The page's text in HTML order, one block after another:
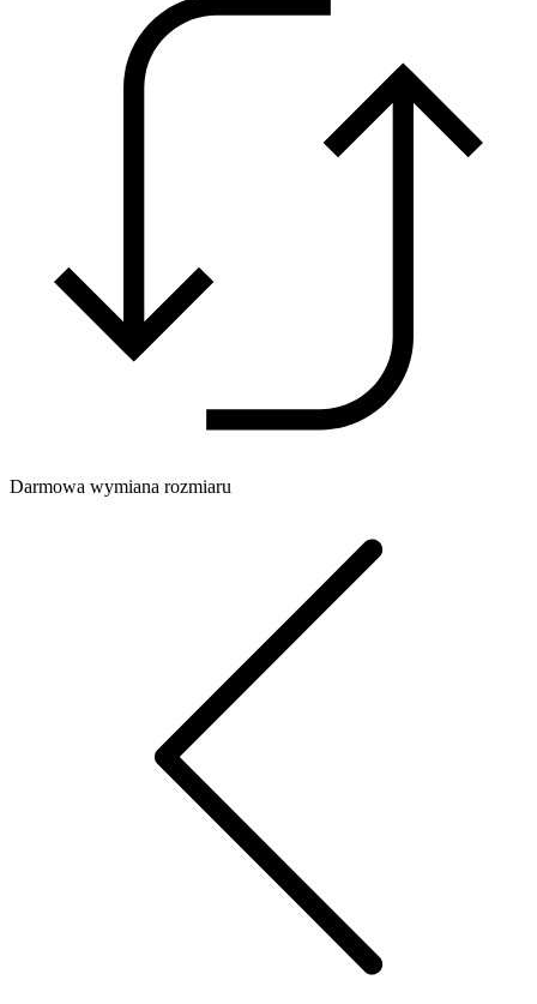
Darmowa wymiana rozmiaru